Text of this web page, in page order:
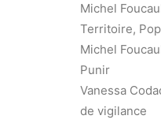
Michel
Territoire,
Michel
Punir
Vanessa
de vigilance